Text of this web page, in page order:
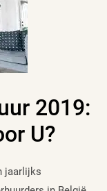
2019:
U?
jaarlijks